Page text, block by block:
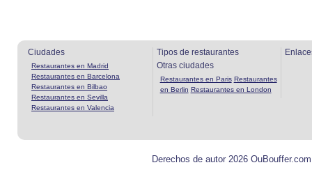
Ciudades
Restaurantes en Madrid
Restaurantes en Barcelona
Restaurantes en Bilbao
Restaurantes en Sevilla
Restaurantes en Valencia
Tipos de restaurantes
Otras ciudades
Restaurantes en Paris Restaurantes
en Berlin Restaurantes en London
Derechos de autor 2026